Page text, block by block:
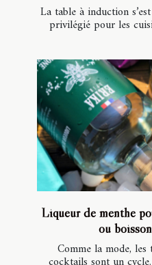
La table à induction
privilégié pour les
Liqueur de menthe
ou
Comme la mode,